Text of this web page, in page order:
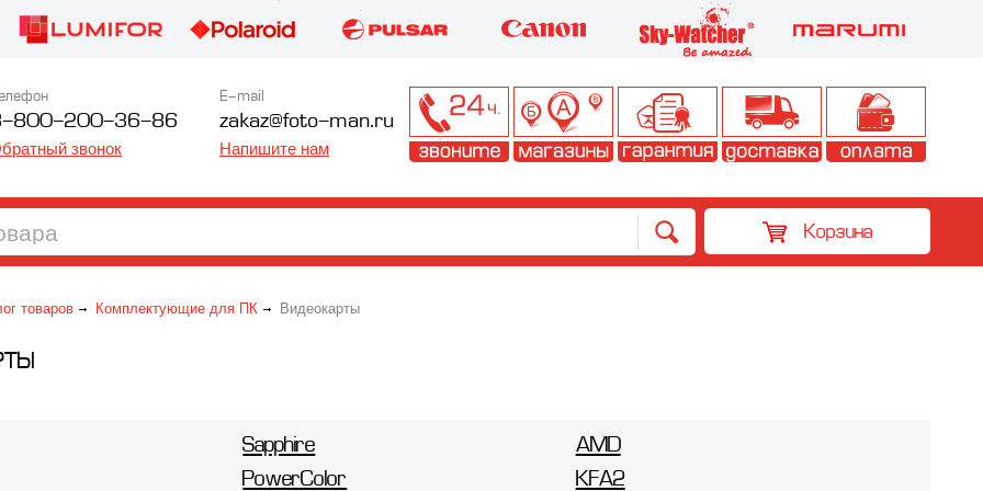
800-200-36-86
звонок
E-mail
zakaz@foto-man.ru
Напишите нам
Корзина
товаров Комплектующие для ПК Видеокарты
Sapphire
AMD
PowerColor
KFA2